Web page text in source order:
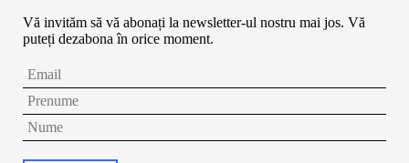
Vă invităm să vă abonați la newsletter-ul nostru mai jos. Vă
puteți dezabona în orice moment.